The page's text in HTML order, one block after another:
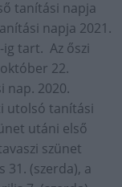
tanítási napja
napja 2021.
ig tart. Az őszi
22.
nap. 2020.
utolsó tanítási
utáni első
szünet
(szerda), a